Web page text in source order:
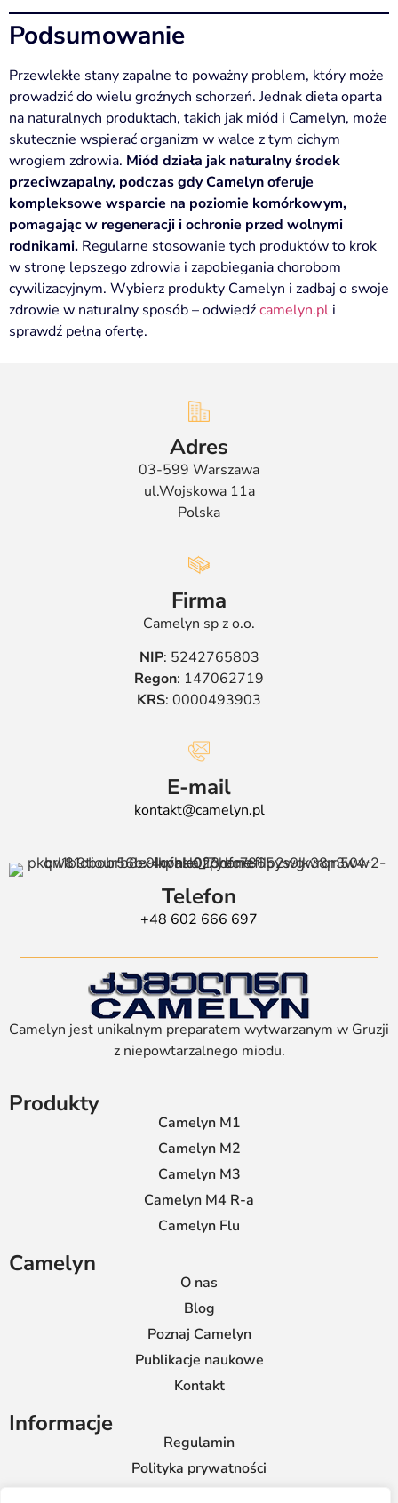
Podsumowanie
Przewlekłe stany zapalne to poważny problem, który może
prowadzić do wielu groźnych schorzeń. Jednak dieta oparta
na naturalnych produktach, takich jak miód i Camelyn, może
skutecznie wspierać organizm w walce z tym cichym
wrogiem zdrowia. Miód działa jak naturalny środek
przeciwzapalny, podczas gdy Camelyn oferuje
kompleksowe wsparcie na poziomie komórkowym,
pomagając w regeneracji i ochronie przed wolnymi
rodnikami. Regularne stosowanie tych produktów to krok
w stronę lepszego zdrowia i zapobiegania chorobom
cywilizacyjnym. Wybierz produkty Camelyn i zadbaj o swoje
zdrowie w naturalny sposób – odwiedźcamelyn.pl i
sprawdź pełną ofertę.
Adres
03-599 Warszawa
ul.Wojskowa 11a
Polska
Firma
Camelyn sp z o.o.
NIP: 5242765803
Regon: 147062719
KRS: 0000493903
E-mail
kontakt@camelyn.pl
Telefon
+48 602 666 697
Camelyn jest unikalnym preparatem wytwarzanym w Gruzji
z niepowtarzalnego miodu.
Produkty
Camelyn M1
Camelyn M2
Camelyn M3
Camelyn M4 R-a
Camelyn Flu
Camelyn
O nas
Blog
Poznaj Camelyn
Publikacje naukowe
Kontakt
Informacje
Regulamin
Polityka prywatności